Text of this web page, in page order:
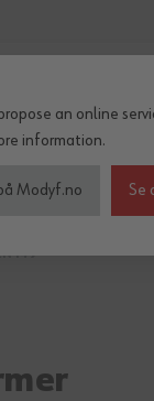
149
an online
information.
Modyf.no Se